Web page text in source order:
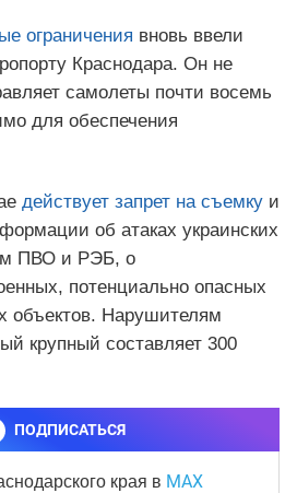
ограничения вновь ввели
Краснодара. Он не
самолеты почти восемь
для обеспечения
действует запрет на съемку и
об атаках украинских
ПВО и РЭБ, о
потенциально опасных
объектов. Нарушителям
крупный составляет 300
ПОДПИСАТЬСЯ
края в MAX